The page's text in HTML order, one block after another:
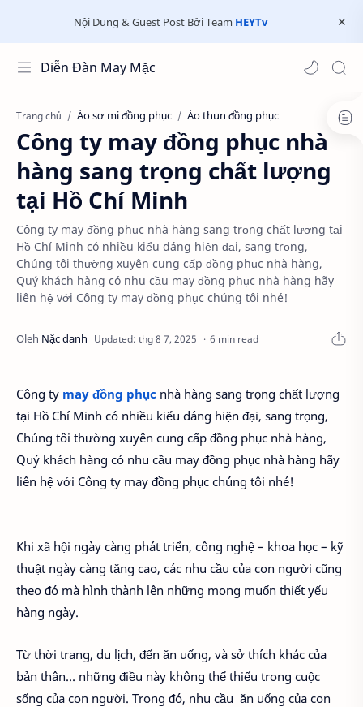
Nội Dung & Guest Post Bởi Team HEYTv
Diễn Đàn May Mặc
Trang chủ Áo sơ mi đồng phục Áo thun đồng phục
Công ty may đồng phục nhà
hàng sang trọng chất lượng
tại Hồ Chí Minh
Công ty may đồng phục nhà hàng sang trọng chất lượng tại
Hồ Chí Minh có nhiều kiểu dáng hiện đại, sang trọng,
Chúng tôi thường xuyên cung cấp đồng phục nhà hàng,
Quý khách hàng có nhu cầu may đồng phục nhà hàng hãy
liên hệ với Công ty may đồng phục chúng tôi nhé!
6 min read
Công ty may đồng phục nhà hàng sang trọng chất lượng
tại Hồ Chí Minh có nhiều kiểu dáng hiện đại, sang trọng,
Chúng tôi thường xuyên cung cấp đồng phục nhà hàng,
Quý khách hàng có nhu cầu may đồng phục nhà hàng hãy
liên hệ với Công ty may đồng phục chúng tôi nhé!
Khi xã hội ngày càng phát triển, công nghệ – khoa học – kỹ
thuật ngày càng tăng cao, các nhu cầu của con người cũng
theo đó mà hình thành lên những mong muốn thiết yếu
hàng ngày.
Từ thời trang, du lịch, đến ăn uống, và sở thích khác của
bản thân… những điều này không thể thiếu trong cuộc
sống của con người. Trong đó, nhu cầu ăn uống của con